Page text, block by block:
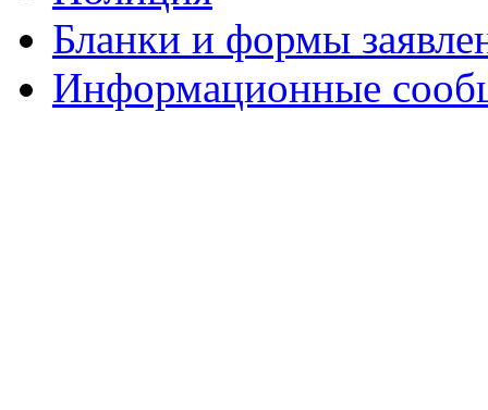
Бланки и формы
Информационные